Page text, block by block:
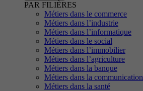
PAR FILIÈRES
Métiers dans le commerce
Métiers dans l’industrie
Métiers dans l’informatique
Métiers dans le social
Métiers dans l’immobilier
Métiers dans l’agriculture
Métiers dans la banque
Métiers dans la communication
Métiers dans la santé